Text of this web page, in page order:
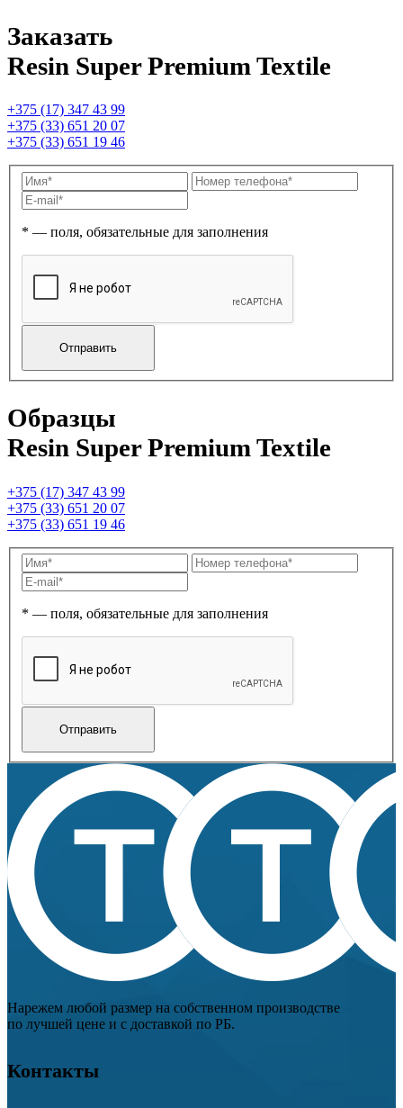
Заказать
Resin Super Premium Textile
+375 (17) 347 43 99
+375 (33) 651 20 07
+375 (33) 651 19 46
* — поля, обязательные для заполнения
Образцы
Resin Super Premium Textile
+375 (17) 347 43 99
+375 (33) 651 20 07
+375 (33) 651 19 46
* — поля, обязательные для заполнения
Нарежем любой размер на собственном производстве
по лучшей цене и с доставкой по РБ.
Контакты